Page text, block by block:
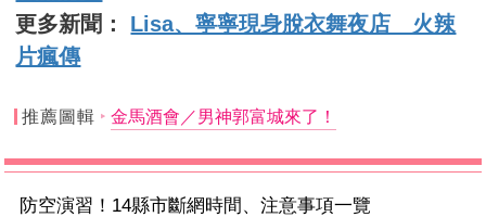
更多新聞： Lisa、寧寧現身脫衣舞夜店 火辣
片瘋傳
推薦圖輯 金馬酒會／男神郭富城來了！
防空演習！14縣市斷網時間、注意事項一覽